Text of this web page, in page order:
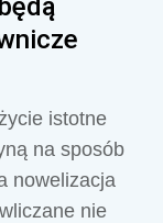
istotne
na sposób
nowelizacja
nie